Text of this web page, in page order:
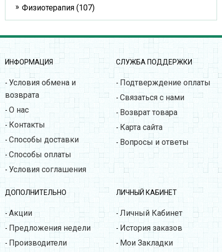
Физиотерапия (107)
ИНФОРМАЦИЯ
- Условия обмена и
возврата
- О нас
-Контакты
- Способы доставки
-Способы оплаты
- Условия соглашения
СЛУЖБА ПОДДЕРЖКИ
-Подтверждение оплаты
- Связаться с нами
-Возврат товара
-Карта сайта
-Вопросы и ответы
ДОПОЛНИТЕЛЬНО
-Акции
- Предложения недели
- Производители
ЛИЧНЫЙ КАБИНЕТ
- Личный Кабинет
- История заказов
-Мои Закладки